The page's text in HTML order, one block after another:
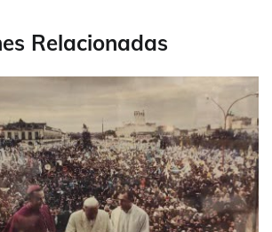
Relacionadas